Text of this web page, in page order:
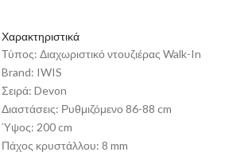
Χαρακτηριστικά
Τύπος: Διαχωριστικό ντουζιέρας Walk-In
Brand: IWIS
Σειρά: Devon
Διαστάσεις: Ρυθμιζόμενο 86-88 cm
Ύψος: 200 cm
Πάχος κρυστάλλου: 8 mm